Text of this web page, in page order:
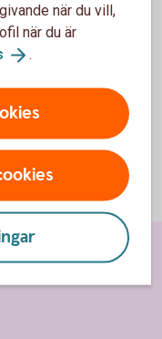
CVC-kod som står
när du vill,
när du är
.